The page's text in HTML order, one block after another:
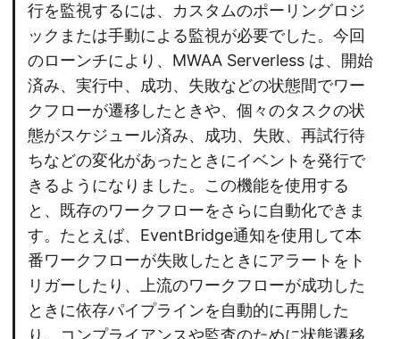
行を監視するには、カスタムのポーリングロジ
ックまたは手動による監視が必要でした。今回
のローンチにより、MWAA Serverless は、開始
済み、実行中、成功、失敗などの状態間でワー
クフローが遷移したときや、個々のタスクの状
態がスケジュール済み、成功、失敗、再試行待
ちなどの変化があったときにイベントを発行で
きるようになりました。この機能を使用する
と、既存のワークフローをさらに自動化できま
す。たとえば、EventBridge通知を使用して本
番ワークフローが失敗したときにアラートをト
リガーしたり、上流のワークフローが成功した
ときに依存パイプラインを自動的に再開した